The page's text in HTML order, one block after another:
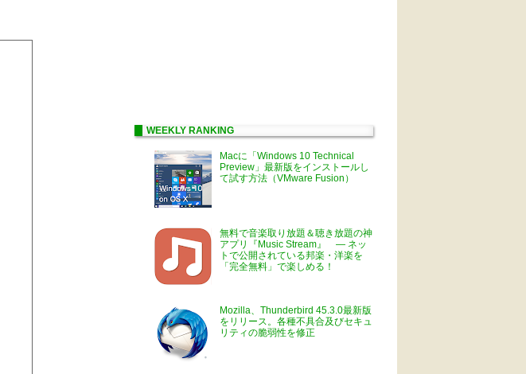
WEEKLY RANKING
Macに「Windows 10 Technical
Preview」最新版をインストールし
て試す方法（VMware Fusion）
無料で音楽取り放題＆聴き放題の神
アプリ『Music Stream』 ― ネッ
トで公開されている邦楽・洋楽を
「完全無料」で楽しめる！
Mozilla、Thunderbird 45.3.0最新版
をリリース。各種不具合及びセキュ
リティの脆弱性を修正